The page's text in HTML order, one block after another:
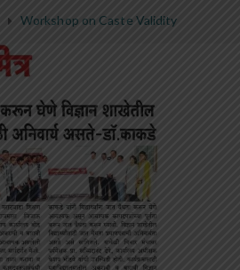
Workshop on Caste Validity